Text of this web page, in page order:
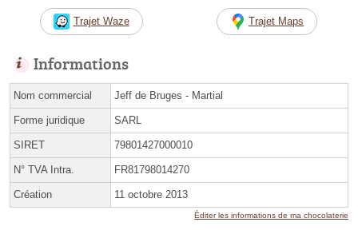
Trajet Waze Trajet Maps
Informations
Nom commercial Jeff de Bruges - Martial
Forme juridique SARL
SIRET 79801427000010
N° TVA Intra. FR81798014270
Création 11 octobre 2013
Éditer les informations de ma chocolaterie